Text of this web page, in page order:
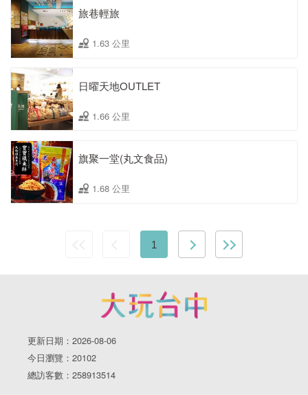
旅巷輕旅
1.63 公里
日曜天地OUTLET
1.66 公里
旗聚一堂(丸文食品)
1.68 公里
1
更新日期：2026-08-06
今日瀏覽：20102
總訪客數：258913514